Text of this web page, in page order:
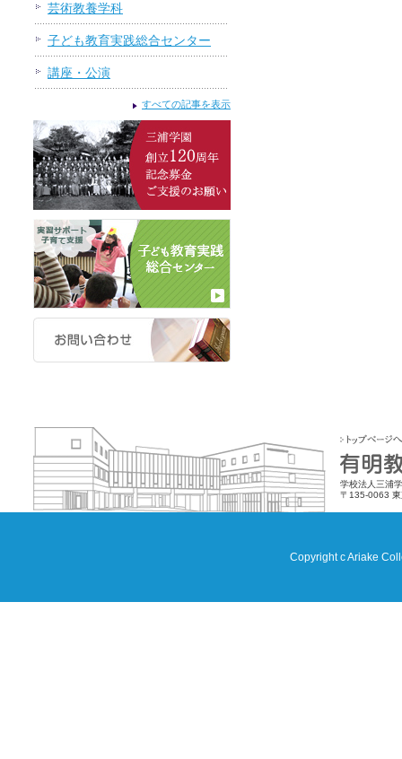
芸術教養学科
子ども教育実践総合センター
講座・公演
すべての記事を表示
学校法人三浦
〒135-0063